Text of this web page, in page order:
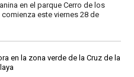
en el parque Cerro de los
este viernes 28 de